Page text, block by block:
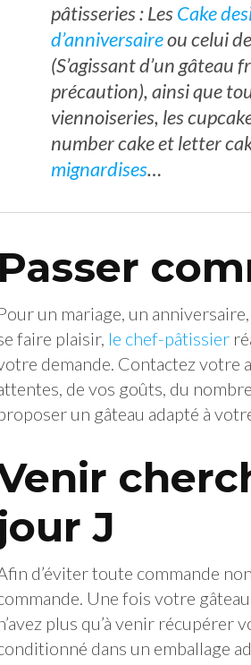
pâtisseries : LesCake
d’anniversaireou celui
(S’agissant d’un
précaution), ainsi que
viennoiseries, les
number cake et letter
mignardises…
Passer
un mariage, un
faire plaisir, le chef-pâtissier
demande. Contactez votre
de vos goûts, du
un gâteau adapté à
jour J
d’éviter toute commande
Une fois votre
plus qu’à venir récupérer
dans un emballage